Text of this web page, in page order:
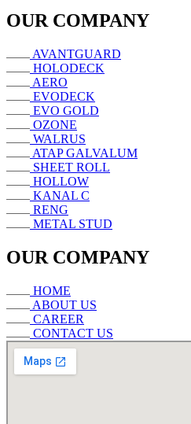
OUR COMPANY
AVANTGUARD
HOLODECK
AERO
EVODECK
EVO GOLD
OZONE
WALRUS
ATAP GALVALUM
SHEET ROLL
HOLLOW
KANAL C
RENG
METAL STUD
OUR COMPANY
HOME
ABOUT US
CAREER
CONTACT US